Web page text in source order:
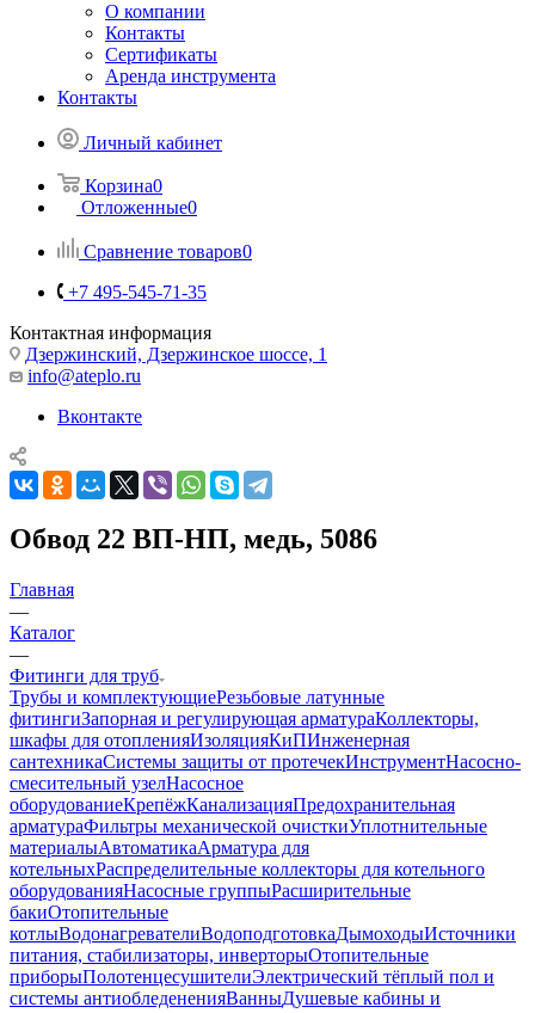
О компании
Контакты
Сертификаты
Аренда инструмента
Контакты
Личный кабинет
Корзина0
Отложенные0
Сравнение товаров0
+7 495-545-71-35
Контактная информация
Дзержинский, Дзержинское шоссе, 1
info@ateplo.ru
Вконтакте
Обвод 22 ВП-НП, медь, 5086
Главная
—
Каталог
—
Фитинги для труб
Трубы и комплектующиеРезьбовые латунные
фитингиЗапорная и регулирующая арматураКоллекторы,
шкафы для отопленияИзоляцияКиПИнженерная
сантехникаСистемы защиты от протечекИнструментНасосно-
смесительный узелНасосное
оборудованиеКрепёжКанализацияПредохранительная
арматураФильтры механической очисткиУплотнительные
материалыАвтоматикаАрматура для
котельныхРаспределительные коллекторы для котельного
оборудованияНасосные группыРасширительные
бакиОтопительные
котлыВодонагревателиВодоподготовкаДымоходыИсточники
питания, стабилизаторы, инверторыОтопительные
приборыПолотенцесушителиЭлектрический тёплый пол и
системы антиобледененияВанныДушевые кабины и